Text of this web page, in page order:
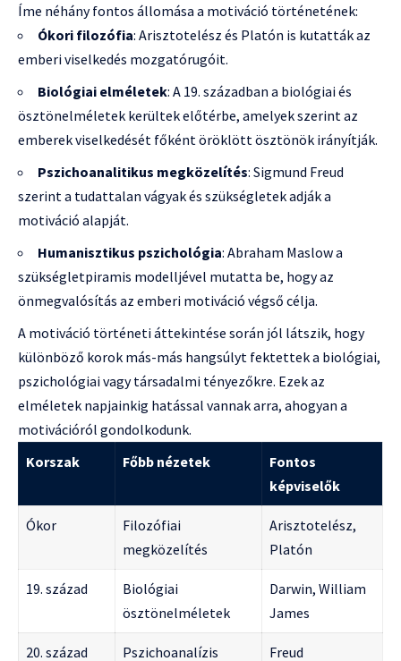
Íme néhány fontos állomása a motiváció történetének:
Ókori filozófia: Arisztotelész és Platón is kutatták az
emberi viselkedés mozgatórugóit.
Biológiai elméletek: A 19. században a biológiai és
ösztönelméletek kerültek előtérbe, amelyek szerint az
emberek viselkedését főként öröklött ösztönök irányítják.
Pszichoanalitikus megközelítés: Sigmund Freud
szerint a tudattalan vágyak és szükségletek adják a
motiváció alapját.
Humanisztikus pszichológia: Abraham Maslow a
szükségletpiramis modelljével mutatta be, hogy az
önmegvalósítás az emberi motiváció végső célja.
A motiváció történeti áttekintése során jól látszik, hogy
különböző korok más-más hangsúlyt fektettek a biológiai,
pszichológiai vagy társadalmi tényezőkre. Ezek az
elméletek napjainkig hatással vannak arra, ahogyan a
motivációról gondolkodunk.
Korszak
Főbb nézetek
Fontos
képviselők
Ókor
Filozófiai
megközelítés
Arisztotelész,
Platón
19. század
Biológiai
ösztönelméletek
Darwin, William
James
20. század
Pszichoanalízis Freud